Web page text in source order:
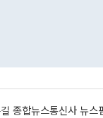
종합뉴스통신사 뉴